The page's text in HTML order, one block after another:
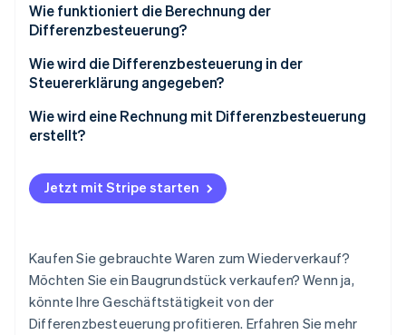
Wie funktioniert die Berechnung der
Differenzbesteuerung?
Einzeldifferenz
Gesamtdifferenz
Wie wird die Differenzbesteuerung in der
Steuererklärung angegeben?
Wie wird eine Rechnung mit Differenzbesteuerung
erstellt?
Jetzt mit Stripe starten
Kaufen Sie gebrauchte Waren zum Wiederverkauf?
Möchten Sie ein Baugrundstück verkaufen? Wenn ja,
könnte Ihre Geschäftstätigkeit von der
Differenzbesteuerung profitieren. Erfahren Sie mehr